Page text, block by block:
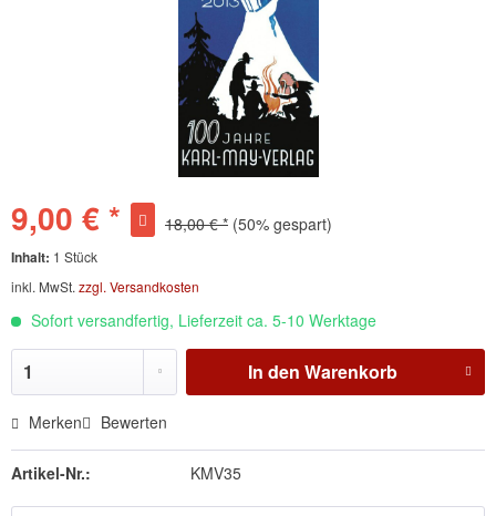
9,00 € * 18,00 € * (50% gespart)
Inhalt: 1 Stück
inkl. MwSt. zzgl. Versandkosten
Sofort versandfertig, Lieferzeit ca. 5-10 Werktage
In den Warenkorb
Merken Bewerten
Artikel-Nr.: KMV35